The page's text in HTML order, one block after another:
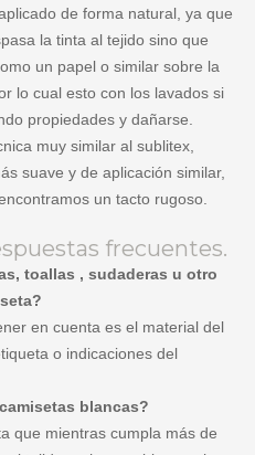
de forma natural, ya que
la tinta al tejido sino que
un papel o similar sobre la
lo cual esto con los lavados si
propiedades y dañarse.
muy similar al sublitex,
suave y de aplicación similar,
un tacto rugoso.
frecuentes.
toallas , sudaderas u otro
en cuenta es el material del
o indicaciones del
blancas?
que mientras cumpla más de